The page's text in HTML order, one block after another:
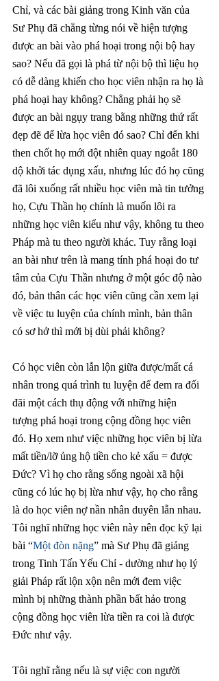
Chỉ, và các bài giảng trong Kinh văn của
Sư Phụ đã chẳng từng nói về hiện tượng
được an bài vào phá hoại trong nội bộ hay
sao? Nếu đã gọi là phá từ nội bộ thì liệu họ
có dễ dàng khiến cho học viên nhận ra họ là
phá hoại hay không? Chẳng phải họ sẽ
được an bài ngụy trang bằng những thứ rất
đẹp đẽ để lừa học viên đó sao? Chỉ đến khi
then chốt họ mới đột nhiên quay ngoắt 180
dộ khởi tác dụng xấu, nhưng lúc đó họ cũng
đã lôi xuống rất nhiều học viên mà tin tưởng
họ, Cựu Thần họ chính là muốn lôi ra
những học viên kiểu như vậy, không tu theo
Pháp mà tu theo người khác. Tuy rằng loại
an bài như trên là mang tính phá hoại do tư
tâm của Cựu Thần nhưng ở một góc độ nào
đó, bản thân các học viên cũng cần xem lại
về việc tu luyện của chính mình, bản thân
có sơ hở thì mới bị dùi phải không?
Có học viên còn lẫn lộn giữa được/mất cá
nhân trong quá trình tu luyện để đem ra đối
đãi một cách thụ động với những hiện
tượng phá hoại trong cộng đồng học viên
đó. Họ xem như việc những học viên bị lừa
mất tiền/lỡ ủng hộ tiền cho kẻ xấu = được
Đức? Vì họ cho rằng sống ngoài xã hội
cũng có lúc họ bị lừa như vậy, họ cho rằng
là do học viên nợ nần nhân duyên lẫn nhau.
Tôi nghĩ những học viên này nên đọc kỹ lại
bài “Một đòn nặng” mà Sư Phụ đã giảng
trong Tinh Tấn Yếu Chỉ - dường như họ lý
giải Pháp rất lộn xộn nên mới đem việc
mình bị những thành phần bất hảo trong
cộng đồng học viên lừa tiền ra coi là được
Đức như vậy.
Tôi nghĩ rằng nếu là sự việc con người